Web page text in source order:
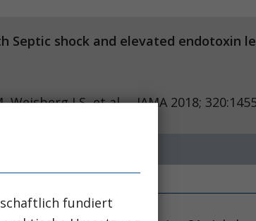
shock and elevated endotoxin
Weisberg LS, et al. JAMA 2018;
fundiert